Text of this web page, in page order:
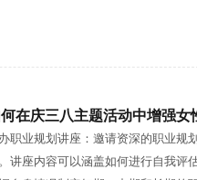
在庆三八主题活动中增强女
职业规划讲座：邀请资深的职业规
讲座内容可以涵盖如何进行自我评